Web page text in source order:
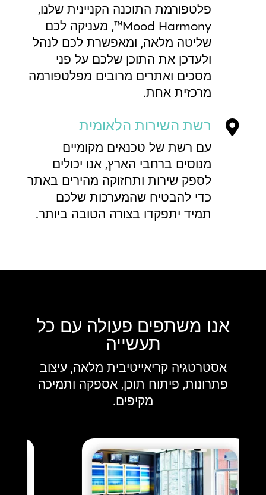
פלטפורמת התוכנה הקניינית שלנו,
Mood Harmony™, מעניקה לכם
שליטה מלאה, ומאפשרת לכם לנהל
ולעדכן את התוכן שלכם על פני
מסכים ואתרים מרובים מפלטפורמה
מרכזית אחת.
 רשת השירות הלאומית
עם רשת של טכנאים מקומיים
מנוסים ברחבי הארץ, אנו יכולים
לספק שירות ותחזוקה מהירים באתר
כדי להבטיח שהמערכות שלכם
תמיד יתפקדו בצורה הטובה ביותר.
אנו משתפים פעולה עם כל
תעשייה
אסטרטגיה קריאייטיבית מלאה, עיצוב
פתרונות, פיתוח תוכן, אספקה ותמיכה
מקיפים.